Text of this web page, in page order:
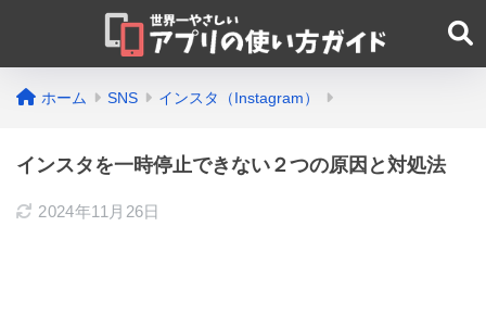
ホーム SNS インスタ（Instagram）
インスタを一時停止できない２つの原因と対処法
2024年11月26日